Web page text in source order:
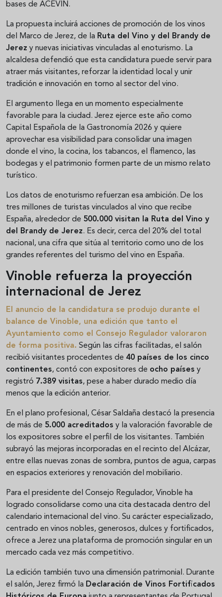
bases de ACEVIN.
La propuesta incluirá acciones de promoción de los vinos
del Marco de Jerez, de la Ruta del Vino y del Brandy de
Jerez y nuevas iniciativas vinculadas al enoturismo. La
alcaldesa defendió que esta candidatura puede servir para
atraer más visitantes, reforzar la identidad local y unir
tradición e innovación en torno al sector del vino.
El argumento llega en un momento especialmente
favorable para la ciudad. Jerez ejerce este año como
Capital Española de la Gastronomía 2026 y quiere
aprovechar esa visibilidad para consolidar una imagen
donde el vino, la cocina, los tabancos, el flamenco, las
bodegas y el patrimonio formen parte de un mismo relato
turístico.
Los datos de enoturismo refuerzan esa ambición. De los
tres millones de turistas vinculados al vino que recibe
España, alrededor de 500.000 visitan la Ruta del Vino y
del Brandy de Jerez. Es decir, cerca del 20% del total
nacional, una cifra que sitúa al territorio como uno de los
grandes referentes del turismo del vino en España.
Vinoble refuerza la proyección
internacional de Jerez
El anuncio de la candidatura se produjo durante el
balance de Vinoble, una edición que tanto el
Ayuntamiento como el Consejo Regulador valoraron
de forma positiva. Según las cifras facilitadas, el salón
recibió visitantes procedentes de 40 países de los cinco
continentes, contó con expositores de ocho países y
registró 7.389 visitas, pese a haber durado medio día
menos que la edición anterior.
En el plano profesional, César Saldaña destacó la presencia
de más de 5.000 acreditados y la valoración favorable de
los expositores sobre el perfil de los visitantes. También
subrayó las mejoras incorporadas en el recinto del Alcázar,
entre ellas nuevas zonas de sombra, puntos de agua, carpas
en espacios exteriores y renovación del mobiliario.
Para el presidente del Consejo Regulador, Vinoble ha
logrado consolidarse como una cita destacada dentro del
calendario internacional del vino. Su carácter especializado,
centrado en vinos nobles, generosos, dulces y fortificados,
ofrece a Jerez una plataforma de promoción singular en un
mercado cada vez más competitivo.
La edición también tuvo una dimensión patrimonial. Durante
el salón, Jerez firmó la Declaración de Vinos Fortificados